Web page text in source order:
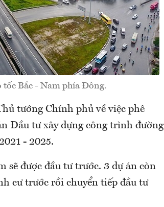
tốc Bắc - Nam phía Đông.
tướng Chính phủ về việc phê
Đầu tư xây dựng công trình đường
- 2025.
sẽ được đầu tư trước. 3 dự án còn
cư trước rồi chuyển tiếp đầu tư